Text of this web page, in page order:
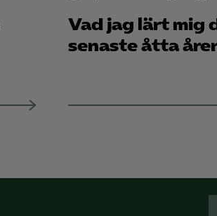
Vad jag lärt mig
senaste åtta